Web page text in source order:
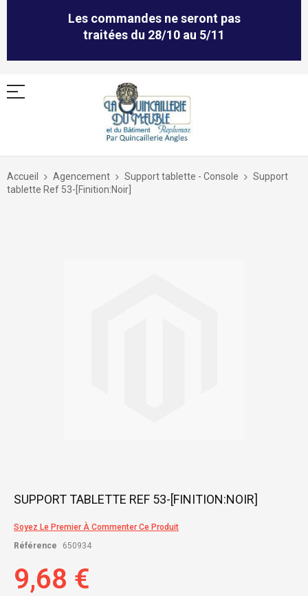
Les commandes ne seront pas
traitées du 28/10 au 5/11
Allez
contenu
Accueil Agencement Support tablette - Console
Support
tablette Ref 53-[Finition:Noir]
Skip
beginning
of
gallery
SUPPORT TABLETTE REF 53-[FINITION:NOIR]
Soyez Le Premier À Commenter Ce Produit
Référence
650934
9,68 €